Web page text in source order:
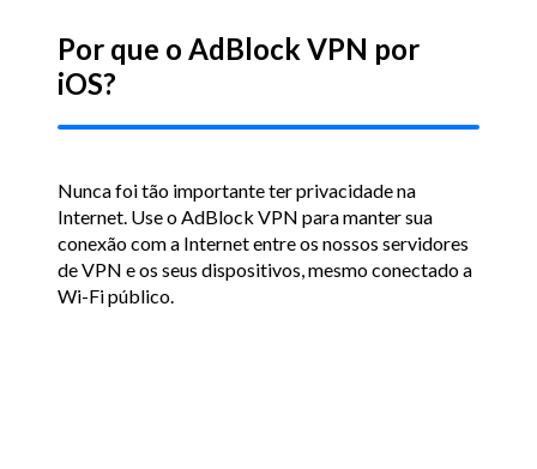
Por que o AdBlock VPN por
iOS?
Nunca foi tão importante ter privacidade na
Internet. Use o AdBlock VPN para manter sua
conexão com a Internet entre os nossos servidores
de VPN e os seus dispositivos, mesmo conectado a
Wi-Fi público.